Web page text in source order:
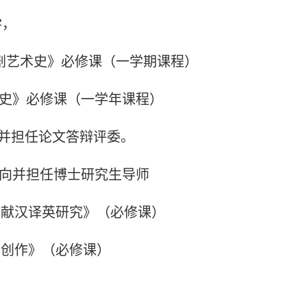
术史》必修课（一学期课程）
》必修课（一学年课程）
任论文答辩评委。
并担任博士研究生导师
汉译英研究》（必修课）
作》（必修课）